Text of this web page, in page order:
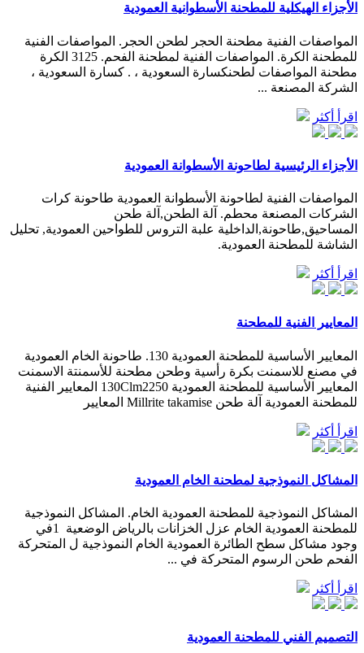
الأجزاء الهيكلية للمطحنة الأسطوانية العمودية
المواصفات الفنية مطحنة الحجر لطحن الحجر. المواصفات الفنية
للمطحنة الكرة. المواصفات الفنية لمطحنة الفحم. 3125 الكرة
مطحنة المواصفات لطحنكسارة السعودية ، . كسارة السعودية ،
الشركة المصنعة ...
اقرأ أكثر
الأجزاء الرئيسية لطاحونة الأسطوانة العمودية
المواصفات الفنية لطاحونة الأسطوانة العمودية طاحونة كرات
الشركات المصنعة محطم. آلة الطحن,آلة طحن
المساحيق,طاحونة,الداخلية علبة التروس للطواحين العمودية, تحليل
الشاشة للمطحنة العمودية.
اقرأ أكثر
المعايير الفنية للمطحنة
المعايير الأساسية للمطحنة العمودية 130. طاحونة الخام العمودية
في مصنع للاسمنت بكرة رأسية وطحن مطحنة للأسمنتة الاسمنت
المعايير الأساسية للمطحنة العمودية 130Clm2250 المعايير الفنية
للمطحنة العمودية آلة طحن Millrite takamise المعايير
اقرأ أكثر
المشاكل النموذجية لمطحنة الخام العمودية
المشاكل النموذجية للمطحنة العمودية الخام. المشاكل النموذجية
للمطحنة العمودية الخام عزل الخزانات بالرياض الوضعية‬ ‫‪1 ‬في
وجود مشاكل سطح الطائرة العمودية الخام النموذجية ل المتحركة
الفحم طحن الرسوم المتحركة في ...
اقرأ أكثر
التصميم الفني للمطحنة العمودية